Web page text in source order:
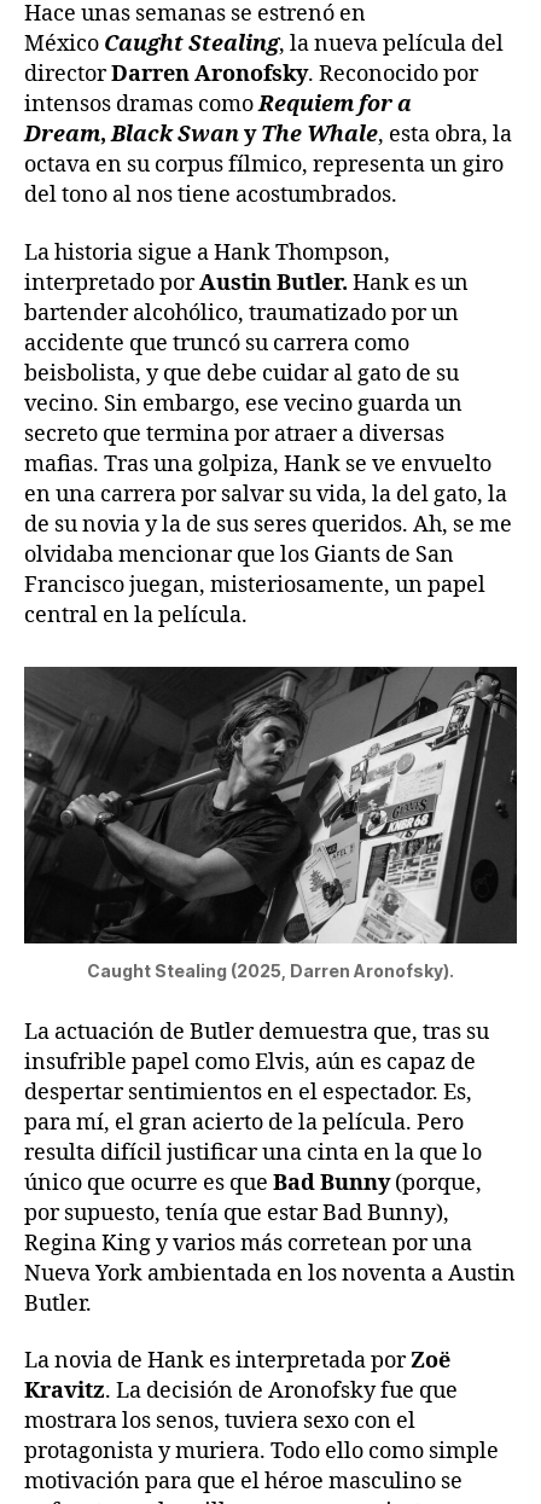
Hace unas semanas se estrenó en
México Caught Stealing, la nueva película del
directorDarren Aronofsky. Reconocido por
intensos dramas comoRequiem for a
Dream,Black SwanyThe Whale, esta obra, la
octava en su corpus fílmico, representa un giro
del tono al nos tiene acostumbrados.
La historia sigue a Hank Thompson,
interpretado porAustin Butler. Hank es un
bartender alcohólico, traumatizado por un
accidente que truncó su carrera como
beisbolista, y que debe cuidar al gato de su
vecino. Sin embargo, ese vecino guarda un
secreto que termina por atraer a diversas
mafias. Tras una golpiza, Hank se ve envuelto
en una carrera por salvar su vida, la del gato, la
de su novia y la de sus seres queridos. Ah, se me
olvidaba mencionar que los Giants de San
Francisco juegan, misteriosamente, un papel
central en la película.
Caught Stealing (2025, Darren Aronofsky).
La actuación de Butler demuestra que, tras su
insufrible papel como Elvis, aún es capaz de
despertar sentimientos en el espectador. Es,
para mí, el gran acierto de la película. Pero
resulta difícil justificar una cinta en la que lo
único que ocurre es que Bad Bunny(porque,
por supuesto, tenía que estar Bad Bunny),
Regina King y varios más corretean por una
Nueva York ambientada en los noventa a Austin
Butler.
La novia de Hank es interpretada porZoë
Kravitz. La decisión de Aronofsky fue que
mostrara los senos, tuviera sexo con el
protagonista y muriera. Todo ello como simple
motivación para que el héroe masculino se